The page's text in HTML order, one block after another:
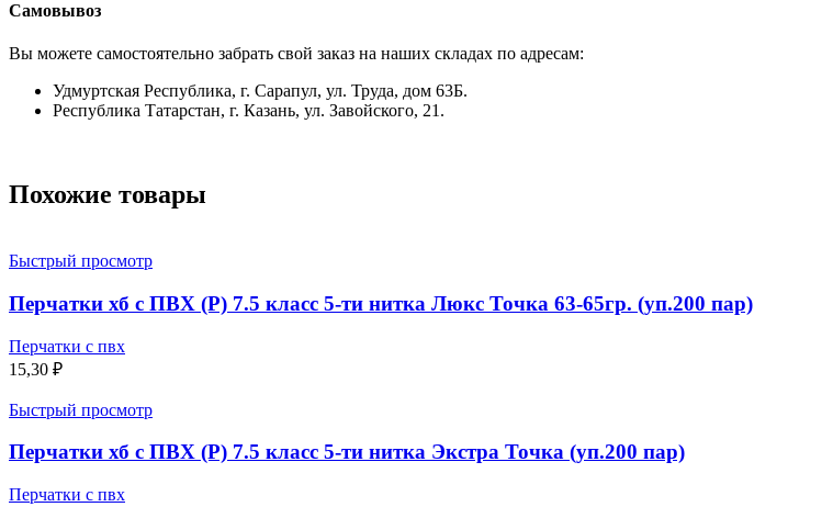
Самовывоз
Вы можете самостоятельно забрать свой заказ на наших складах по адресам:
Удмуртская Республика, г. Сарапул, ул. Труда, дом 63Б.
Республика Татарстан, г. Казань, ул. Завойского, 21.
Похожие товары
Быстрый просмотр
Перчатки хб с ПВХ (Р) 7.5 класс 5-ти нитка Люкс Точка 63-65гр. (уп.200 пар)
Перчатки с пвх
15,30 ₽
Быстрый просмотр
Перчатки хб с ПВХ (Р) 7.5 класс 5-ти нитка Экстра Точка (уп.200 пар)
Перчатки с пвх